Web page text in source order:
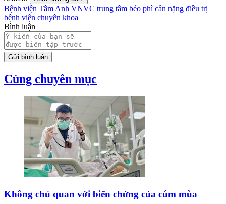
Phó giáo sư tiến sĩ bác sĩ Trần Quang Bính, Giám đốc chuyên môn
BVĐK Tâm Anh TP.HCM, cho biết "Trung tâm Kiểm soát cân
nặng và Điều trị béo phì" không chỉ là một phần của hệ thống khám
chữa bệnh tại BVĐK Tâm Anh mà còn là hình mẫu cho sự hoàn
thiện và đổi mới trong tổ chức khám chữa bệnh. Trung tâm ra đời là
một quyết định kịp thời, với sứ mệnh giúp người thừa cân béo phì
có cuộc sống tốt hơn, góp phần kiểm soát tỷ lệ thừa cân béo phì ở
như tim mạch, tiểu đường, nội tiết, thận tiết niệu, vô sinh... Trung
tâm luôn đặt mục tiêu chăm sóc và điều trị người thừa cân béo phì
bằng phương pháp khoa học, được Bộ Y tế chính thức đưa vào
phác đồ điều trị; đồng thời thực hiện các chiến dịch giáo dục cộng
đồng, nâng cao nhận thức của xã hội về bệnh béo phì.
Tuấn Cường
Thêm Ngày Nay
trên GoogleChọn Ngày Nay làm nguồnưu tiên
Search. Xem hướng dẫn.
Bệnh viện Tâm Anh VNVC trung tâm béo phì
bệnh viện chuyên khoa